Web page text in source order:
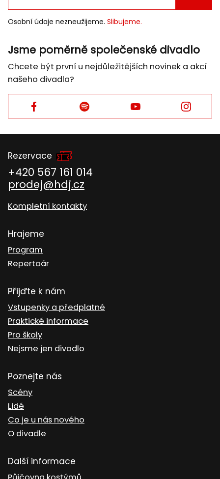
E-
Osobní údaje nezneužijeme. Slibujeme.
Jsme poměrně společenské divadlo
Chcete být první u nejdůležitějších novinek a akcí
našeho divadla?
Facebook Facebook Facebook Facebook
Rezervace
+420 567 161 014
prodej@hdj.cz
Kompletní kontakty
Hrajeme
Program
Repertoár
Přijďte k nám
Vstupenky a předplatné
Praktické informace
Pro školy
Nejsme jen divadlo
Poznejte nás
Scény
Lidé
Co je u nás nového
O divadle
Další informace